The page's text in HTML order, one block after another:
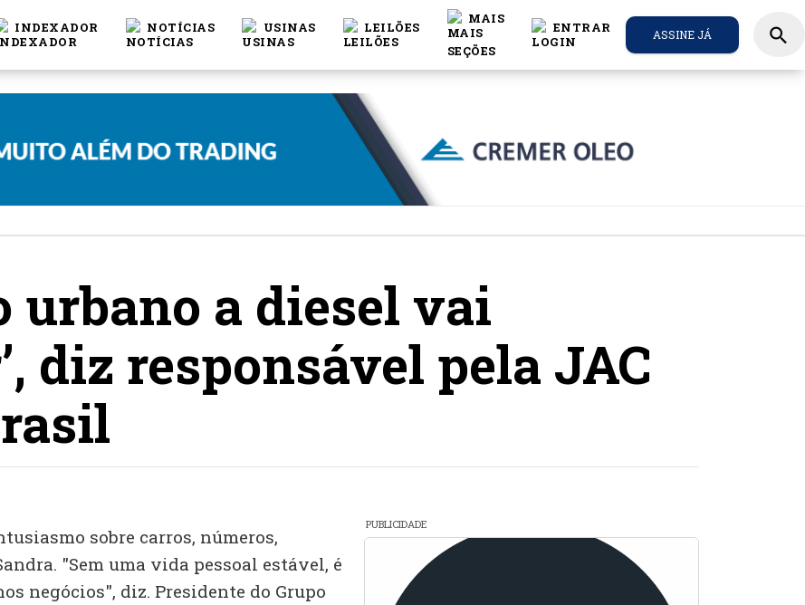
INDEXADOR NOTÍCIAS USINAS LEILÕES
MAIS
ENTRAR ASSINE JÁ search
urbano a diesel vai
diz responsável pela JAC
sobre carros, números,
"Sem uma vida pessoal estável, é
negócios", diz. Presidente do Grupo
PUBLICIDADE